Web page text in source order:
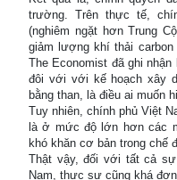
trường. Trên thực tế,
(nghiêm ngặt hơn Trung
giảm lượng khí thải
The Economist đã ghi nhận
đôi với với kế hoạch xây
bằng than, là điều ai muốn
Tuy nhiên, chính phủ Việt
là ở mức độ lớn hơn các
khó khăn cơ bản trong chế
Thật vậy, đối với tất cả
Nam, thực sự cũng khá